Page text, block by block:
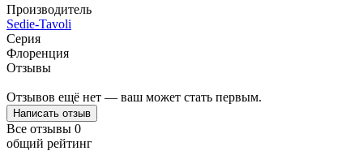
Производитель
Sedie-Tavoli
Серия
Флоренция
Отзывы
Отзывов ещё нет — ваш может стать первым.
Написать отзыв
Все отзывы 0
общий рейтинг